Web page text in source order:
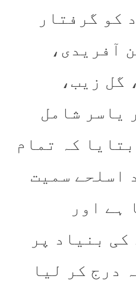
افراد کو گرفتار
آفریدی،
گل زیب،
یاسر شامل
کہ تمام
اسلحے سمیت
ہے اور
بنیاد پر
درج کر لیا